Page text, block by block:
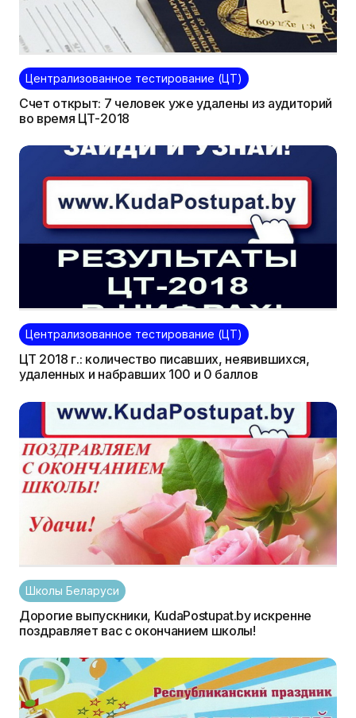
Централизованное тестирование (ЦТ)
Счет открыт: 7 человек уже удалены из аудиторий
во время ЦТ-2018
Централизованное тестирование (ЦТ)
ЦТ 2018 г.: количество писавших, неявившихся,
удаленных и набравших 100 и 0 баллов
Школы Беларуси
Дорогие выпускники, KudaPostupat.by искренне
поздравляет вас с окончанием школы!